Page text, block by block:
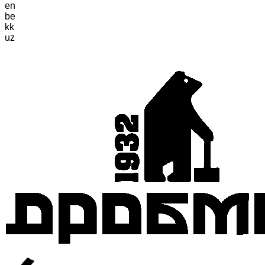
en
be
kk
uz